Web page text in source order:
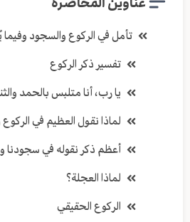
تأمل في الركوع والسجود
تفسير ذكر الركوع
يا رب، أنا متلبس بالحمد
لماذا نقول العظيم في
أعظم ذكر نقوله في سجودنا
لماذا العجلة؟
الركوع الحقيقي